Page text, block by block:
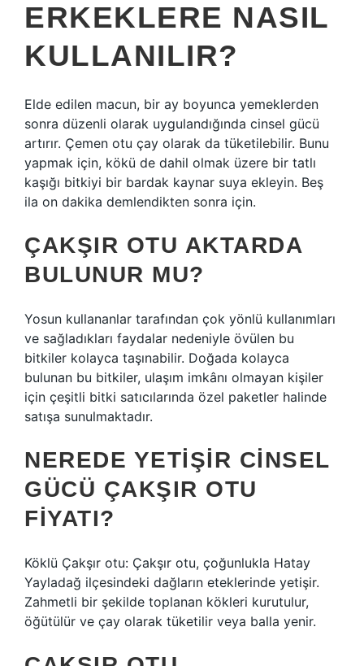
ERKEKLERE NASIL
KULLANILIR?
Elde edilen macun, bir ay boyunca yemeklerden
sonra düzenli olarak uygulandığında cinsel gücü
artırır. Çemen otu çay olarak da tüketilebilir. Bunu
yapmak için, kökü de dahil olmak üzere bir tatlı
kaşığı bitkiyi bir bardak kaynar suya ekleyin. Beş
ila on dakika demlendikten sonra için.
ÇAKŞIR OTU AKTARDA
BULUNUR MU?
Yosun kullananlar tarafından çok yönlü kullanımları
ve sağladıkları faydalar nedeniyle övülen bu
bitkiler kolayca taşınabilir. Doğada kolayca
bulunan bu bitkiler, ulaşım imkânı olmayan kişiler
için çeşitli bitki satıcılarında özel paketler halinde
satışa sunulmaktadır.
NEREDE YETIŞIR CINSEL
GÜCÜ ÇAKŞIR OTU
FIYATI?
Köklü Çakşır otu: Çakşır otu, çoğunlukla Hatay
Yayladağ ilçesindeki dağların eteklerinde yetişir.
Zahmetli bir şekilde toplanan kökleri kurutulur,
öğütülür ve çay olarak tüketilir veya balla yenir.